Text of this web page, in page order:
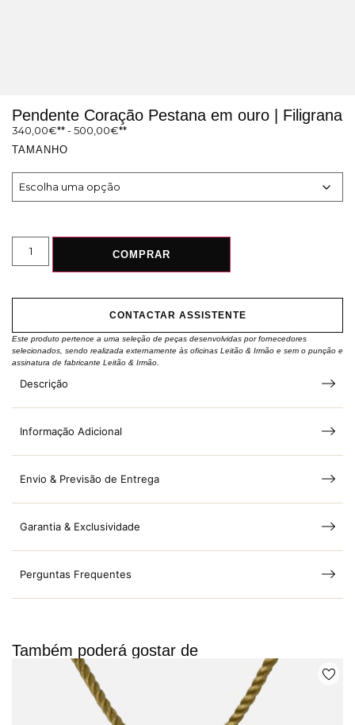
Pendente Coração Pestana em ouro | Filigrana
340,00€ -500,00€
TAMANHO
COMPRAR
CONTACTAR ASSISTENTE
Este produto pertence a uma seleção de peças desenvolvidas por fornecedores
selecionados, sendo realizada externamente às oficinas Leitão & Irmão e sem o punção e
assinatura de fabricante Leitão & Irmão.
Descrição
Informação Adicional
Envio & Previsão de Entrega
Garantia & Exclusividade
Perguntas Frequentes
Também poderá gostar de